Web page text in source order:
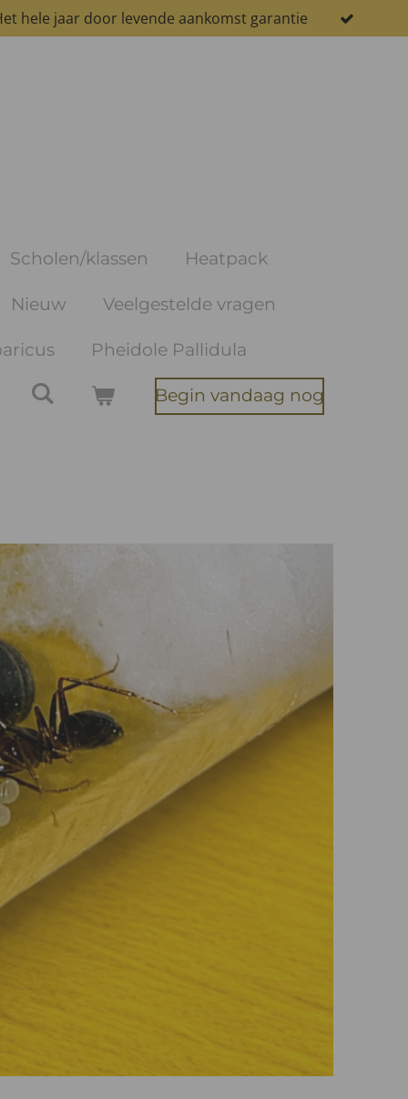
hele jaar door levende aankomst garantie
Scholen/klassen Heatpack
Nieuw Veelgestelde vragen
Pheidole Pallidula
Begin vandaag nog